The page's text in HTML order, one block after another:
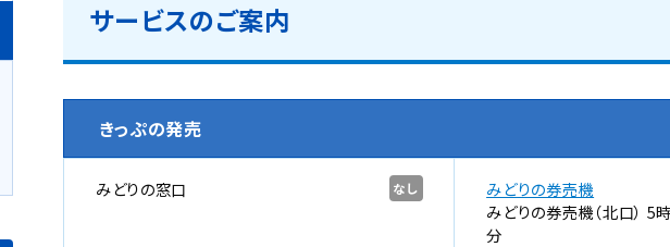
サービスのご案内
きっぷの発売
みどりの窓口 なし
みどりの券売機
みどりの券売機（北口） 5
分